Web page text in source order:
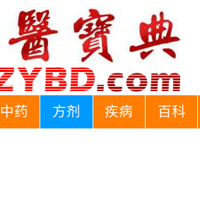
中药 方剂 疾病 百科